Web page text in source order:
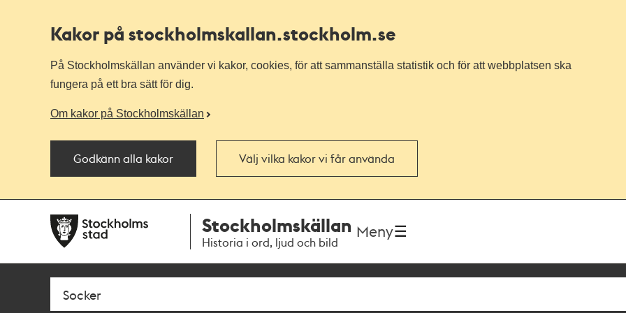
Kakor på stockholmskallan.stockholm.se
På Stockholmskällan använder vi kakor, cookies, för att sammanställa statistik och för att webbplatsen ska
fungera på ett bra sätt för dig.
Om kakor på Stockholmskällan
Godkänn alla kakor Välj vilka kakor vi får använda
navigationen
huvudinnehållet
Stockholmskällan
Historia i ord, ljud och bild
Meny
Sök